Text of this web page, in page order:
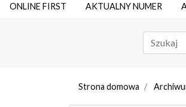
ONLINE FIRST AKTUALNY NUMER
Strona domowa